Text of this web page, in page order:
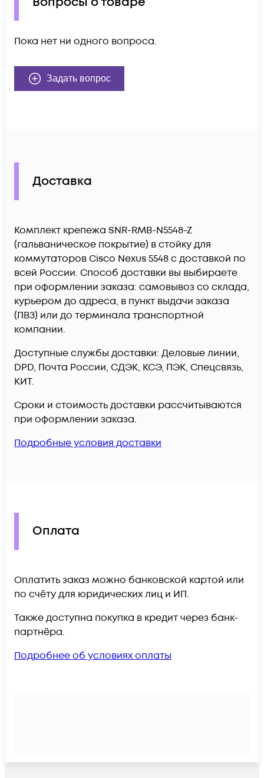
Пока нет ни одного вопроса.
Задать вопрос
Доставка
Комплект крепежа SNR-RMB-N5548-Z
(гальваническое покрытие) в стойку для
коммутаторов Cisco Nexus 5548 c доставкой по
всей России. Способ доставки вы выбираете
при оформлении заказа: самовывоз со склада,
курьером до адреса, в пункт выдачи заказа
(ПВЗ) или до терминала транспортной
компании.
Доступные службы доставки: Деловые линии,
DPD, Почта России, СДЭК, КСЭ, ПЭК, Спецсвязь,
КИТ.
Сроки и стоимость доставки рассчитываются
при оформлении заказа.
Подробные условия доставки
Оплата
Оплатить заказ можно банковской картой или
по счёту для юридических лиц и ИП.
Также доступна покупка в кредит через банк-
партнёра.
Подробнее об условиях оплаты